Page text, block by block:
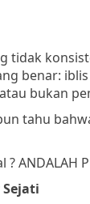
tidak
benar:
bukan
tahu
ANDALAH